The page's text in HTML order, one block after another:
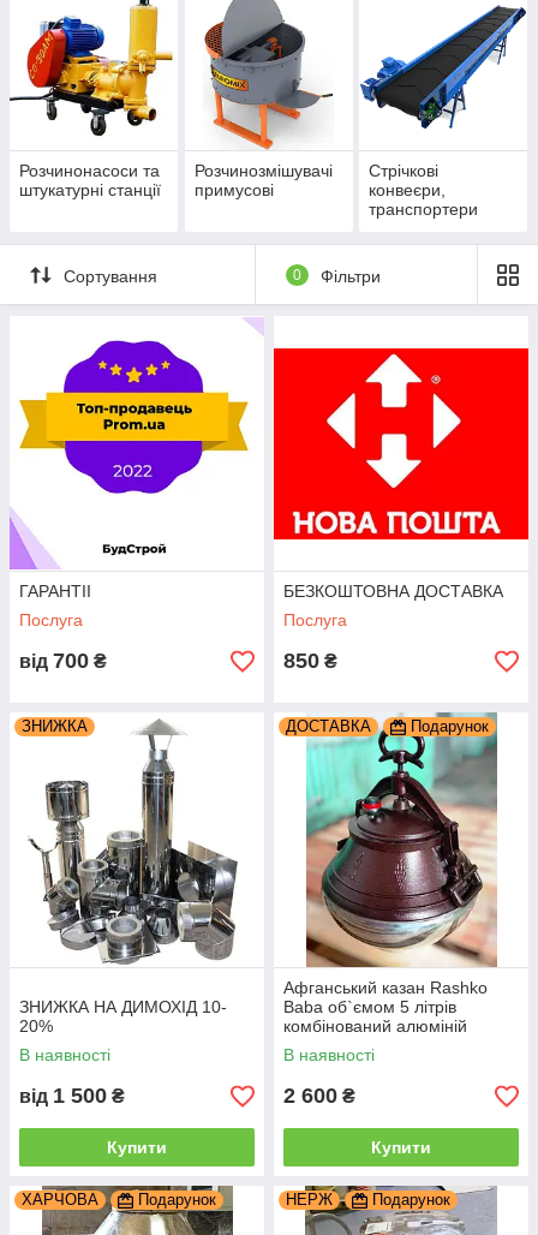
Розчинонасоси та
штукатурні станції
Розчинозмішувачі
примусові
Стрічкові
конвеєри,
транспортери
Сортування 0 Фільтри
ГАРАНТІІ
Послуга
від 700 ₴
БЕЗКОШТОВНА ДОСТАВКА
Послуга
850 ₴
ЗНИЖКА
ЗНИЖКА НА ДИМОХІД 10-
20%
В наявності
від 1 500 ₴
Купити
ДОСТАВКА Подарунок
Афганський казан Rashko
Baba об`ємом 5 літрів
комбінований алюміній
В наявності
2 600 ₴
Купити
ХАРЧОВА Подарунок НЕРЖ Подарунок